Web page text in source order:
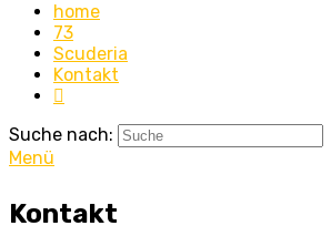
home
73
Scuderia
Kontakt
Suche nach:
Menü
Kontakt